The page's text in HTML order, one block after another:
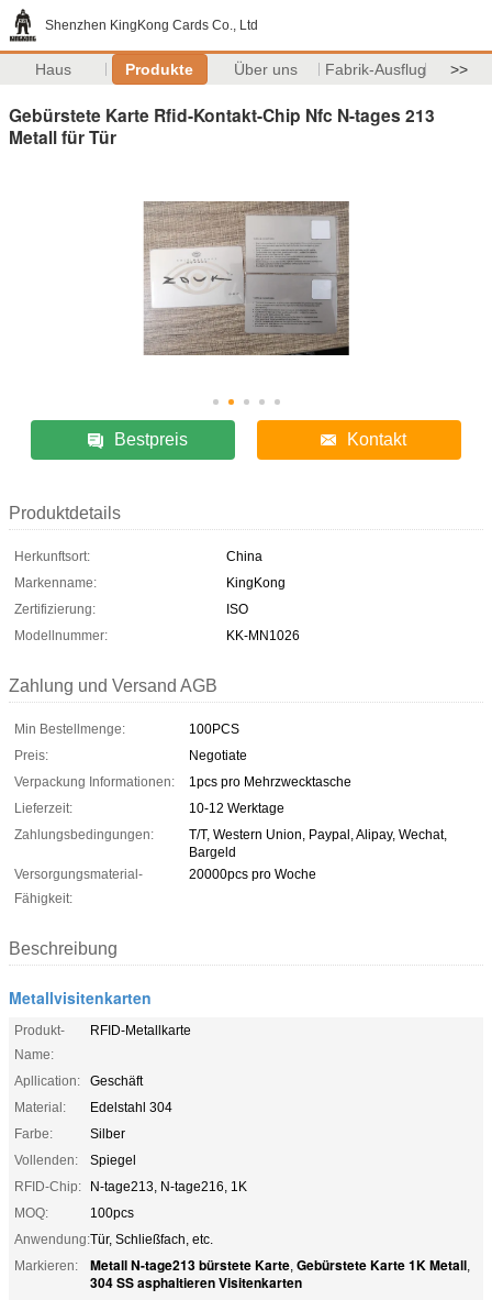
Shenzhen KingKong Cards Co., Ltd
Haus Produkte Über uns Fabrik-Ausflug >>
Gebürstete Karte Rfid-Kontakt-Chip Nfc N-tages 213
Metall für Tür
Bestpreis Kontakt
Produktdetails
Herkunftsort:
China
Markenname:
KingKong
Zertifizierung:
ISO
Modellnummer:
KK-MN1026
Zahlung und Versand AGB
Min Bestellmenge:
100PCS
Preis:
Negotiate
Verpackung Informationen:
1pcs pro Mehrzwecktasche
Lieferzeit:
10-12 Werktage
Zahlungsbedingungen:
T/T, Western Union, Paypal, Alipay, Wechat,
Bargeld
Versorgungsmaterial-
Fähigkeit:
20000pcs pro Woche
Beschreibung
Metallvisitenkarten
Produkt-
Name:
RFID-Metallkarte
Apllication:
Geschäft
Material:
Edelstahl 304
Farbe:
Silber
Vollenden:
Spiegel
RFID-Chip:
N-tage213, N-tage216, 1K
MOQ:
100pcs
Anwendung:Tür, Schließfach, etc.
Markieren:
Metall N-tage213 bürstete Karte, Gebürstete Karte 1K Metall,
304 SS asphaltieren Visitenkarten